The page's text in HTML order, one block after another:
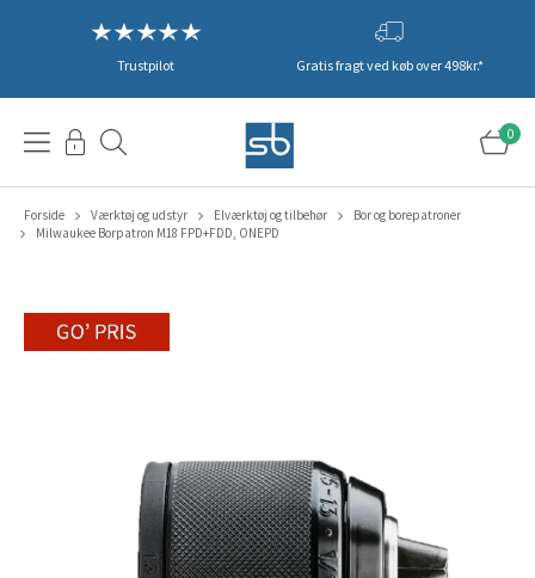
Trustpilot Gratis fragt ved køb over 498kr.*
0
Forside Værktøj og udstyr Elværktøj og tilbehør
Bor og borepatroner
Milwaukee Borpatron M18 FPD+FDD, ONEPD